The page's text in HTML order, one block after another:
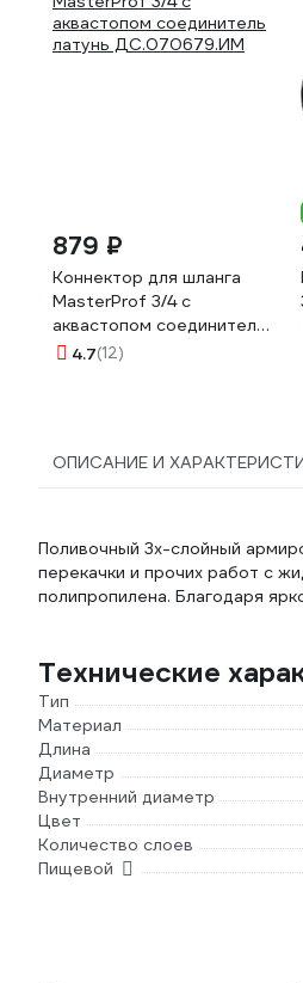
879 ₽
Коннектор для шланга
MasterProf 3/4 с
аквастопом соединитель
латунь ДС.070679.ИМ
4.7(12)
ОПИСАНИЕ И
Поливочный 3х-слойный
перекачки и прочих работ с
полипропилена. Благодаря
Технические
Тип
Материал
Длина
Диаметр
Внутренний диаметр
Цвет
Количество слоев
Пищевой